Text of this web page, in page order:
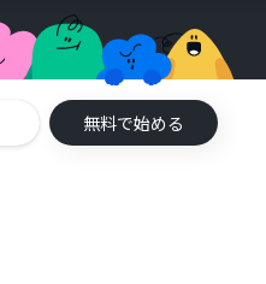
無料で始める